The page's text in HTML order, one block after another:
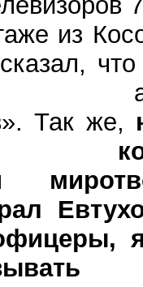
из
Так же,